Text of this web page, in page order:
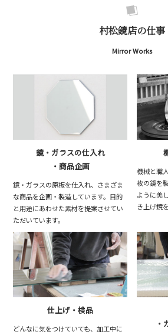
村松鏡店の仕事
Mirror Works
鏡・ガラスの仕入れ
・商品企画
鏡・ガラスの原板を仕入れ、さまざま
な商品を企画・製造しています。目的
と用途にあわせた素材を提案させてい
ただいています。
機械と職
枚の鏡を
ように美
き上げ鏡
仕上げ・検品
どんなに気をつけていても、加工中に
・